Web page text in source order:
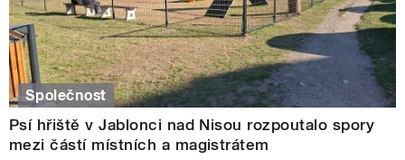
Společnost
Psí hřiště v Jablonci nad Nisou rozpoutalo spory
mezi částí místních a magistrátem